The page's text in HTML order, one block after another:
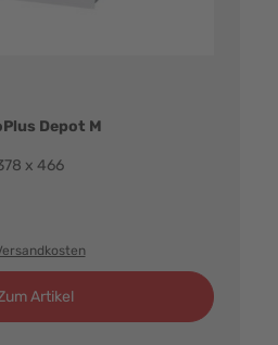
Depot M
x 466
Artikel